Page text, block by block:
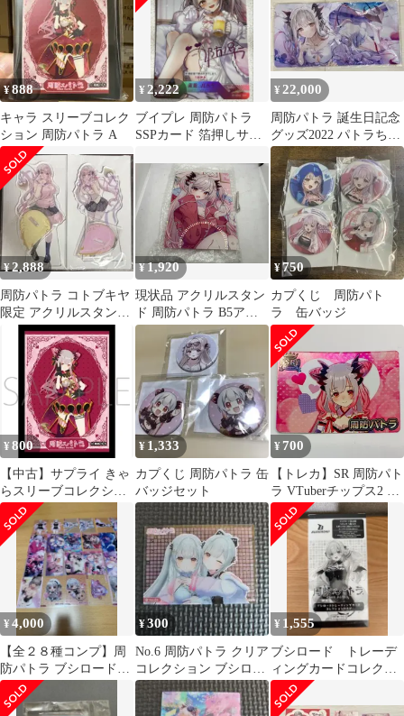
¥888
キャラ スリーブコレク
ション 周防パトラ A
¥ 2,222
ブイプレ 周防パトラ
SSPカード 箔押しサイ
¥ 22,000
周防パトラ 誕生日記念
グッズ2022 パトラちゃ
んのおっきなラバーマ
ット
¥2,888
周防パトラ コトブキヤ
限定 アクリルスタンド
¥1,920
現状品 アクリルスタン
ド 周防パトラ B5アク
リルボード バーチャル
YouTuber 774inc. 周防
パトラ5周年記念
¥750
カプくじ 周防パト
ラ 缶バッジ
¥ 800
【中古】サプライ きゃ
らスリーブコレクショ
ン マットシリーズ 周防
パトラ A [No.MT1715]
¥ 1,333
カプくじ 周防パトラ 缶
バッジセット
¥ 700
【トレカ】SR 周防パト
ラ VTuberチップス2 レ
アカード トレカ
¥4,000
【全２８種コンプ】周
防パトラ ブシロードト
レーディングカード
¥300
No.6 周防パトラ クリア
コレクション ブシロー
ド
¥ 1,555
ブシロード トレーデ
ィングカードコレクシ
ョンクリア 周防パト
ラ